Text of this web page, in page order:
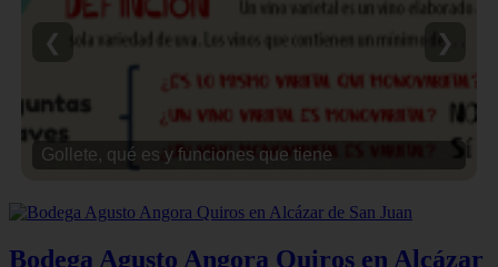
Gollete, qué es y funciones que tiene
❮ ❯
Bodega Agusto Angora Quiros en Alcázar